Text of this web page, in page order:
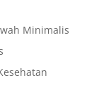
Minimalis